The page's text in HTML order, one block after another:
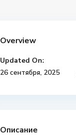
Overview
Updated On:
26 сентября, 2025
Описание